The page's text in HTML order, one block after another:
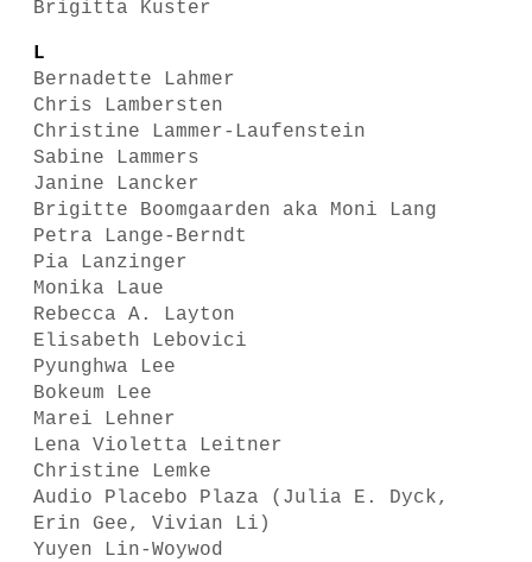
Brigitta Kuster
L
Bernadette Lahmer
Chris Lambersten
Christine Lammer-Laufenstein
Sabine Lammers
Janine Lancker
Brigitte Boomgaarden aka Moni Lang
Petra Lange-Berndt
Pia Lanzinger
Monika Laue
Rebecca A. Layton
Elisabeth Lebovici
Pyunghwa Lee
Bokeum Lee
Marei Lehner
Lena Violetta Leitner
Christine Lemke
Audio Placebo Plaza (Julia E. Dyck,
Erin Gee, Vivian Li)
Yuyen Lin-Woywod